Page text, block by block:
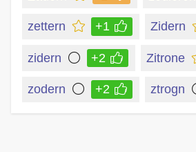
zettern +1 Zidern
zidern +2 Zitrone
zodern +2 ztrogn